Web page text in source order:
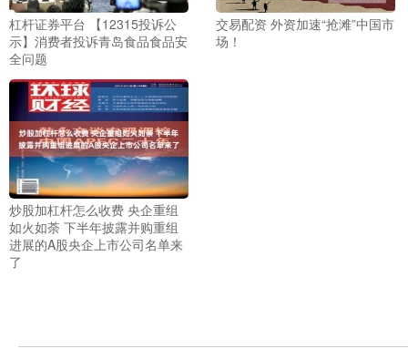
杠杆证券平台 【12315投诉公
示】消费者投诉青岛食品食品安
全问题
交易配资 外资加速“抢滩”中国市
场！
炒股加杠杆怎么收费 央企重组
如火如荼 下半年披露并购重组
进展的A股央企上市公司名单来
了